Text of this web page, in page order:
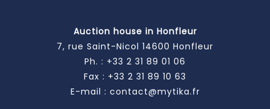
Auction house in Honfleur
7, rue Saint-Nicol 14600 Honfleur
Ph. : +33 2 31 89 01 06
Fax : +33 2 31 89 10 63
E-mail : contact@mytika.fr